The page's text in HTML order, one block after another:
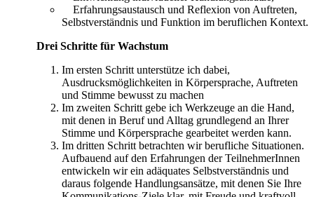
Erfahrungsaustausch und Reflexion von Auftreten,
Selbstverständnis und Funktion im beruflichen Kontext.
Drei Schritte für Wachstum
Im ersten Schritt unterstütze ich dabei,
Ausdrucksmöglichkeiten in Körpersprache, Auftreten
und Stimme bewusst zu machen
Im zweiten Schritt gebe ich Werkzeuge an die Hand,
mit denen in Beruf und Alltag grundlegend an Ihrer
Stimme und Körpersprache gearbeitet werden kann.
Im dritten Schritt betrachten wir berufliche Situationen.
Aufbauend auf den Erfahrungen der TeilnehmerInnen
entwickeln wir ein adäquates Selbstverständnis und
daraus folgende Handlungsansätze, mit denen Sie Ihre